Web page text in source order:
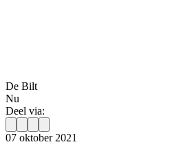
De Bilt
Nu
Deel via:
07 oktober 2021